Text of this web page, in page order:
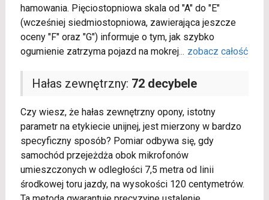
hamowania. Pięciostopniowa skala od "A" do "E"
(wcześniej siedmiostopniowa, zawierająca jeszcze
oceny "F" oraz "G") informuje o tym, jak szybko
ogumienie zatrzyma pojazd na mokrej... zobacz całość
Hałas zewnętrzny: 72 decybele
Czy wiesz, że hałas zewnętrzny opony, istotny
parametr na etykiecie unijnej, jest mierzony w bardzo
specyficzny sposób? Pomiar odbywa się, gdy
samochód przejeżdża obok mikrofonów
umieszczonych w odległości 7,5 metra od linii
środkowej toru jazdy, na wysokości 120 centymetrów.